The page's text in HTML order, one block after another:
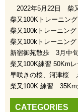
2022年5月22日 柴
柴又100Kトレーニン
柴又100kトレーニング
柴又100kトレーニン
新宿御苑散歩 3月中
柴又100K練習 50Km
早咲きの桜、河津桜
柴又100K 練習 35Km
CATEGORIES